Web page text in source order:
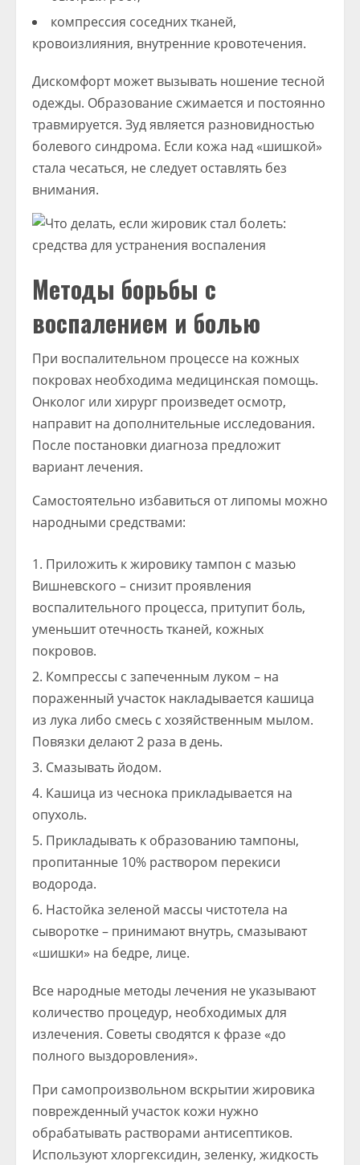
компрессия соседних тканей,
кровоизлияния, внутренние кровотечения.
Дискомфорт может вызывать ношение тесной
одежды. Образование сжимается и постоянно
травмируется. Зуд является разновидностью
болевого синдрома. Если кожа над «шишкой»
стала чесаться, не следует оставлять без
внимания.
Методы борьбы с
воспалением и болью
При воспалительном процессе на кожных
покровах необходима медицинская помощь.
Онколог или хирург произведет осмотр,
направит на дополнительные исследования.
После постановки диагноза предложит
вариант лечения.
Самостоятельно избавиться от липомы можно
народными средствами:
Приложить к жировику тампон с мазью
Вишневского – снизит проявления
воспалительного процесса, притупит боль,
уменьшит отечность тканей, кожных
покровов.
Компрессы с запеченным луком – на
пораженный участок накладывается кашица
из лука либо смесь с хозяйственным мылом.
Повязки делают 2 раза в день.
Смазывать йодом.
Кашица из чеснока прикладывается на
опухоль.
Прикладывать к образованию тампоны,
пропитанные 10% раствором перекиси
водорода.
Настойка зеленой массы чистотела на
сыворотке – принимают внутрь, смазывают
«шишки» на бедре, лице.
Все народные методы лечения не указывают
количество процедур, необходимых для
излечения. Советы сводятся к фразе «до
полного выздоровления».
При самопроизвольном вскрытии жировика
поврежденный участок кожи нужно
обрабатывать растворами антисептиков.
Используют хлоргексидин, зеленку, жидкость